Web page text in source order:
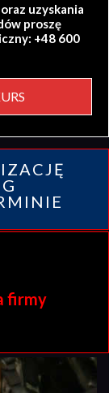
uzyskania
proszę
+48 600
firmy